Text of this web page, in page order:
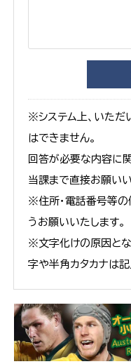
※システム上、いただ
はできません。
回答が必要な内容に
当課まで直接お願いい
※住所・電話番号等
うお願いいたします。
※文字化けの原因と
字や半角カタカナは記